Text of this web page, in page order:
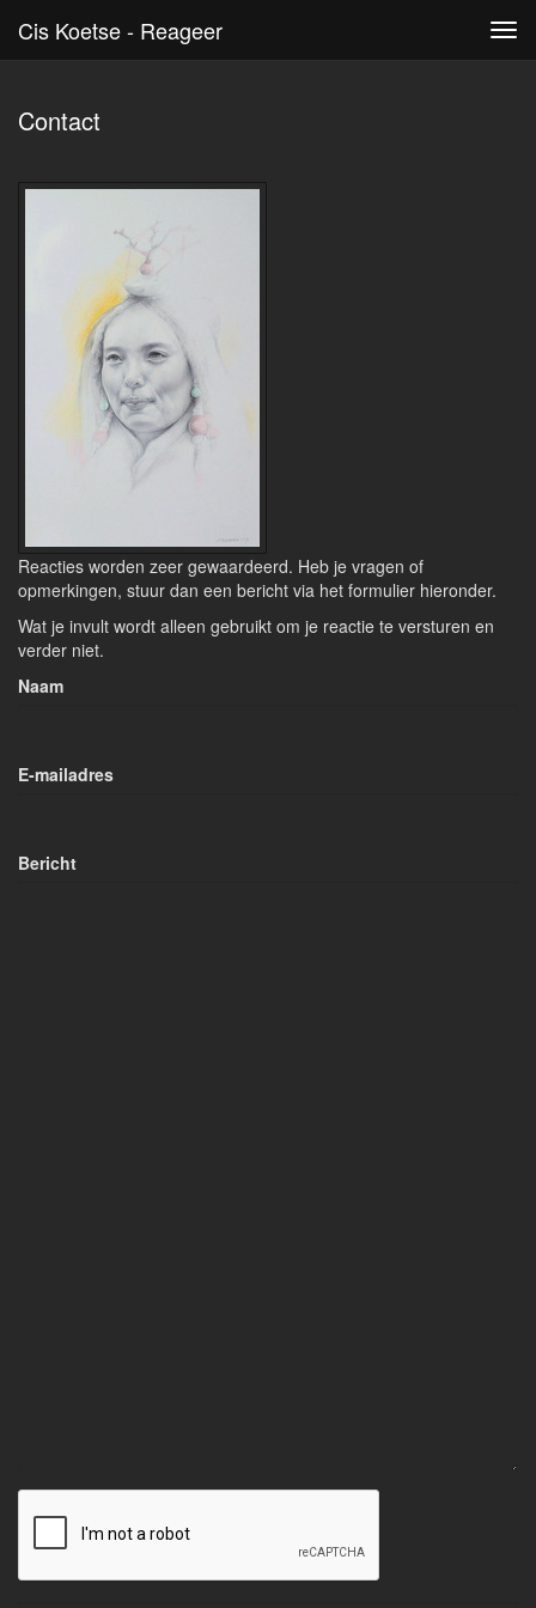
Cis Koetse - Reageer
Contact
Reacties worden zeer gewaardeerd. Heb je vragen of
opmerkingen, stuur dan een bericht via het formulier hieronder.
Wat je invult wordt alleen gebruikt om je reactie te versturen en
verder niet.
Naam
E-mailadres
Bericht